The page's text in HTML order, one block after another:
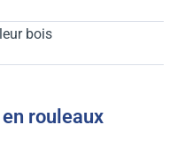
bois
rouleaux